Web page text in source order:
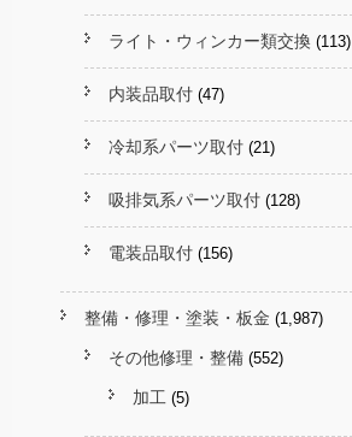
ライト・ウィンカー類交換 (113)
内装品取付 (47)
冷却系パーツ取付 (21)
吸排気系パーツ取付 (128)
電装品取付 (156)
整備・修理・塗装・板金 (1,987)
その他修理・整備 (552)
加工 (5)